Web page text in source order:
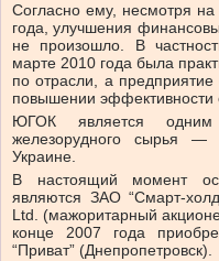
Согласно ему, несмотря
года, улучшения
не произошло. В
марте 2010 года была
по отрасли, а
повышении эффективности
ЮГОК является одним
железорудного сырья
Украине.
В настоящий момент
являются ЗАО “Смарт-
Ltd. (мажоритарный
конце 2007 года
“Приват” (Днепропетровск).